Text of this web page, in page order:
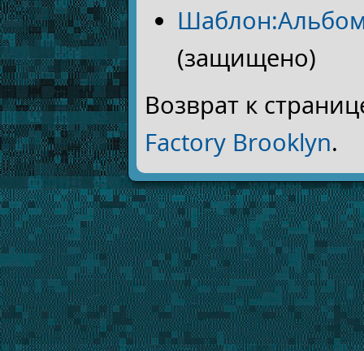
(защищено)
Возврат к
Factory Brooklyn.